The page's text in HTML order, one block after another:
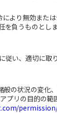
より無効また
負うものとしま
い、適切に取り
の状況の変化
プリの目的の